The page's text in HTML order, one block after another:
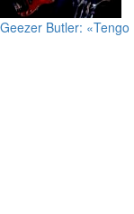
Geezer Butler: